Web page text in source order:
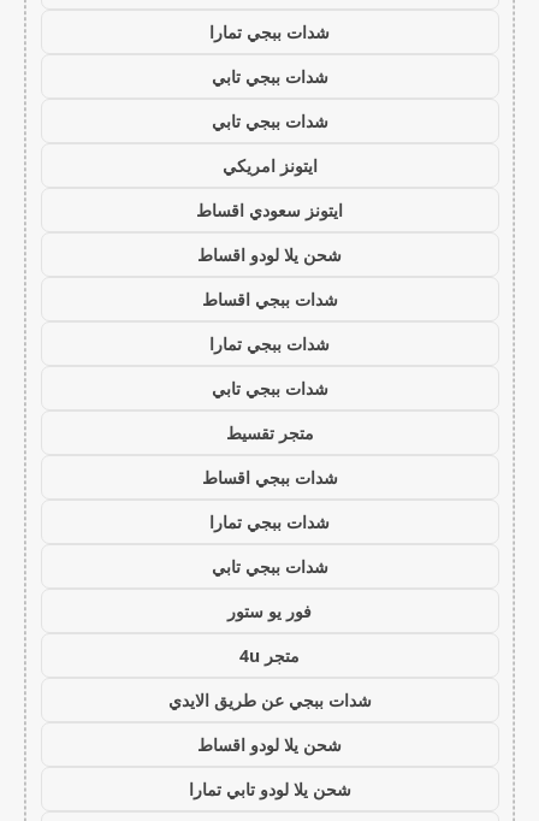
شدات ببجي تمارا
شدات ببجي تابي
شدات ببجي تابي
ايتونز امريكي
ايتونز سعودي اقساط
شحن يلا لودو اقساط
شدات ببجي اقساط
شدات ببجي تمارا
شدات ببجي تابي
متجر تقسيط
شدات ببجي اقساط
شدات ببجي تمارا
شدات ببجي تابي
فور يو ستور
متجر 4u
شدات ببجي عن طريق الايدي
شحن يلا لودو اقساط
شحن يلا لودو تابي تمارا